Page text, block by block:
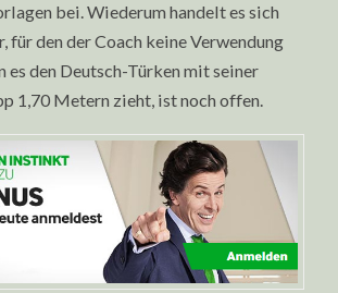
bei. Wiederum handelt es sich
für den der Coach keine Verwendung
es den Deutsch-Türken mit seiner
1,70 Metern zieht, ist noch offen.